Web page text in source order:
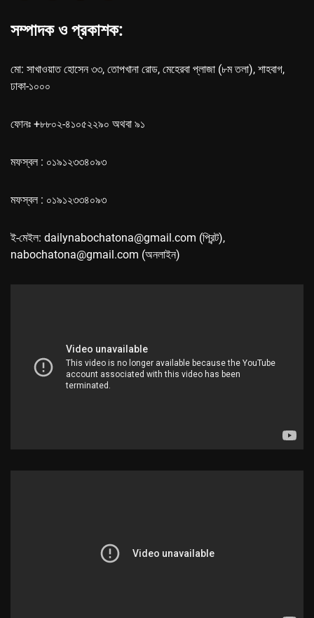
সম্পাদক ও প্রকাশক:
মো: সাখাওয়াত হোসেন ৩৩, তোপখানা রোড, মেহেরবা প্লাজা (৮ম তলা), শাহবাগ,
ঢাকা-১০০০
ফোনঃ +৮৮০২-৪১০৫২২৯০ অথবা ৯১
মফস্বল : ০১৯১২৩৩৪০৯৩
মফস্বল : ০১৯১২৩৩৪০৯৩
ই-মেইল: dailynabochatona@gmail.com (প্রিন্ট),
nabochatona@gmail.com (অনলাইন)